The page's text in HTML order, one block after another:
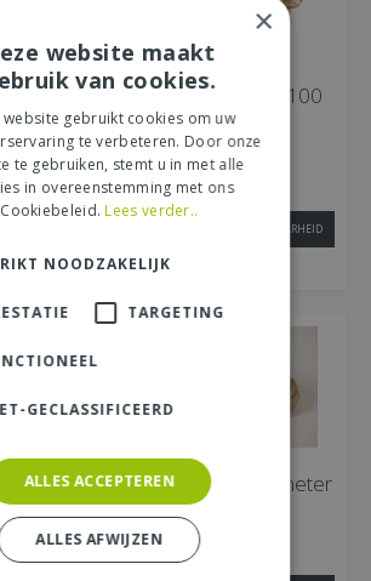
Drijfhout, naturel, 100
gram
€ 4,79
MEER INFORMATIE
INFORMEER NAAR BESCHIKBAARHEID
2 meter Touw, b 1 cm, l 2 meter
€
×
website maakt
van cookies.
website gebruikt cookies om uw
te verbeteren. Door onze
te gebruiken, stemt u in met alle
in overeenstemming met ons
Cookiebeleid. Lees verder..
NOODZAKELIJK
TARGETING
GECLASSIFICEERD
ALLES ACCEPTEREN
ALLES AFWIJZEN